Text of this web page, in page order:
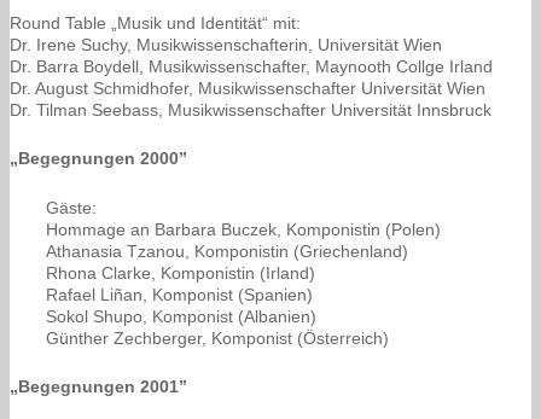
Round Table „Musik und Identität“ mit:
Dr. Irene Suchy, Musikwissenschafterin, Universität Wien
Dr. Barra Boydell, Musikwissenschafter, Maynooth Collge Irland
Dr. August Schmidhofer, Musikwissenschafter Universität Wien
Dr. Tilman Seebass, Musikwissenschafter Universität Innsbruck
„Begegnungen 2000”
Gäste:
Hommage an Barbara Buczek, Komponistin (Polen)
Athanasia Tzanou, Komponistin (Griechenland)
Rhona Clarke, Komponistin (Irland)
Rafael Liñan, Komponist (Spanien)
Sokol Shupo, Komponist (Albanien)
Günther Zechberger, Komponist (Österreich)
„Begegnungen 2001”